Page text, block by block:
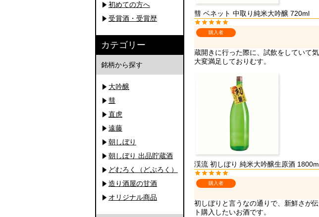
初めての方へ
受賞酒・受賞歴
カテゴリー
銘柄から探す
大吟醸
彗
直虎
遠藤
朝しぼり
朝しぼり 出品貯蔵酒
どむろく（どぶろく）
造り酒屋の甘酒
オリジナル商品
彗 ベネット 中取り純米大吟醸 720ml
購入者
蔵開きに行った際に、試飲をしていて
大変満足しておりむす。
渓流 初しぼり 純米大吟醸生原酒
購入者
初しぼりと言うなの通りで、新鮮さが
ト購入したいお酒です。